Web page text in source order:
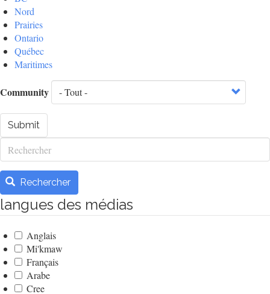
Nord
Prairies
Ontario
Québec
Maritimes
Community
Submit
Rechercher
Rechercher
langues des médias
Anglais
Mi'kmaw
Français
Arabe
Cree